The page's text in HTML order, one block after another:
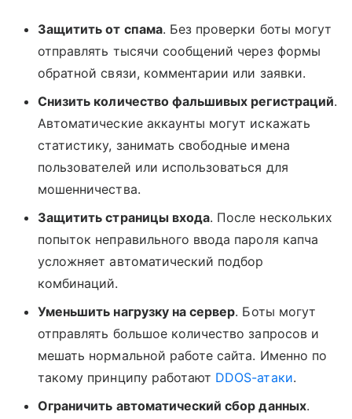
Защитить от спама. Без проверки боты могут
отправлять тысячи сообщений через формы
обратной связи, комментарии или заявки.
Снизить количество фальшивых регистраций.
Автоматические аккаунты могут искажать
статистику, занимать свободные имена
пользователей или использоваться для
мошенничества.
Защитить страницы входа. После нескольких
попыток неправильного ввода пароля капча
усложняет автоматический подбор
комбинаций.
Уменьшить нагрузку на сервер. Боты могут
отправлять большое количество запросов и
мешать нормальной работе сайта. Именно по
такому принципу работают DDOS-атаки.
Ограничить автоматический сбор данных.